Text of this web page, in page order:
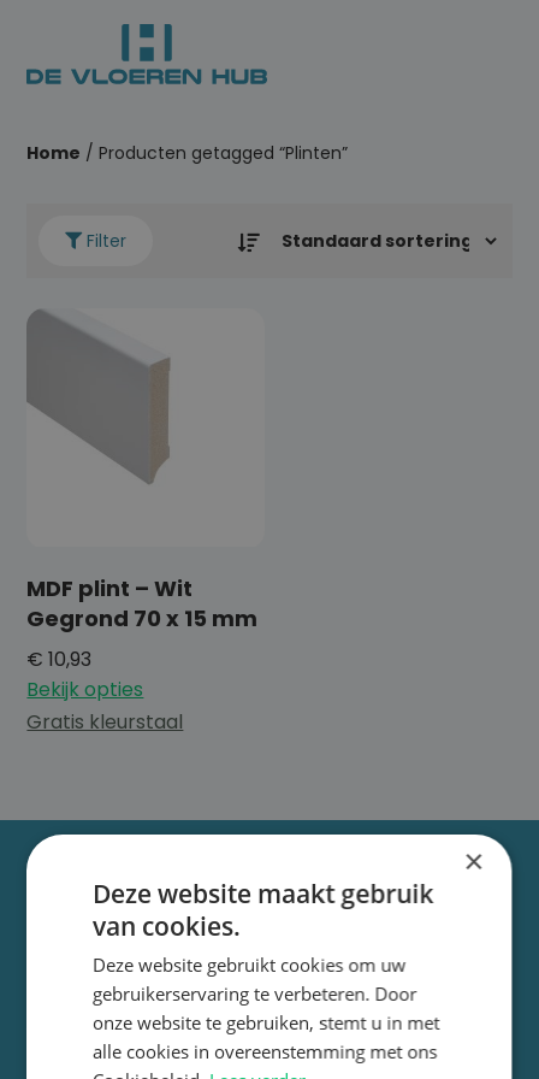
Home / Producten getagged “Plinten”
Filter
MDF plint – Wit
Gegrond 70 x 15 mm
€ 10,93
Bekijk opties
Gratis kleurstaal
Bij De Vloeren Hub helpen we jou van jouw huis een thuis
te maken met onze hoogwaardige vloeren en service.
×
Deze website maakt gebruik
van cookies.
Deze website gebruikt cookies om uw
gebruikerservaring te verbeteren. Door
onze website te gebruiken, stemt u in met
alle cookies in overeenstemming met ons